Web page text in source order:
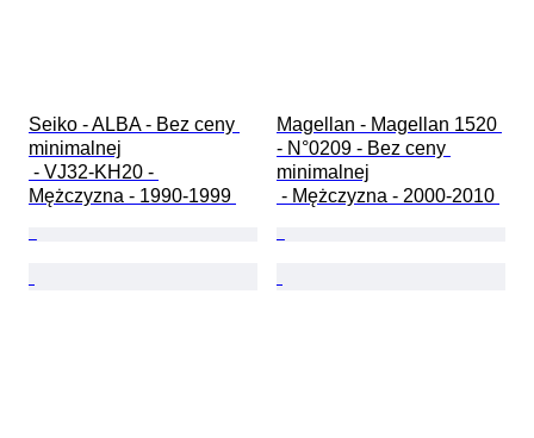
Seiko - ALBA - Bez ceny
minimalnej
Mężczyzna - 1990-1999
Magellan - Magellan 1520
- N°0209 - Bez ceny
minimalnej
- Mężczyzna - 2000-2010